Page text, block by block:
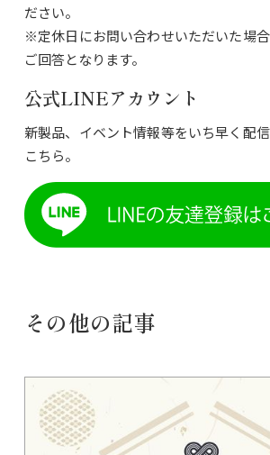
ださい。
※定休日にお問い合わせいただいた場
ご回答となります。
公式LINEアカウント
新製品、イベント情報等をいち早く配
こちら。
その他の記事